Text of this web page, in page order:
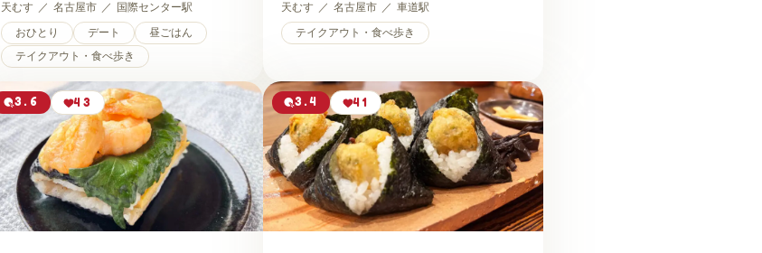
天むす 名古屋市
国際センター駅
おひとり
デート
昼ごはん
テイクアウト・食べ歩き
天むす 名古屋市
車道駅
テイクアウト・食べ歩き
3.6 43 3.4 41